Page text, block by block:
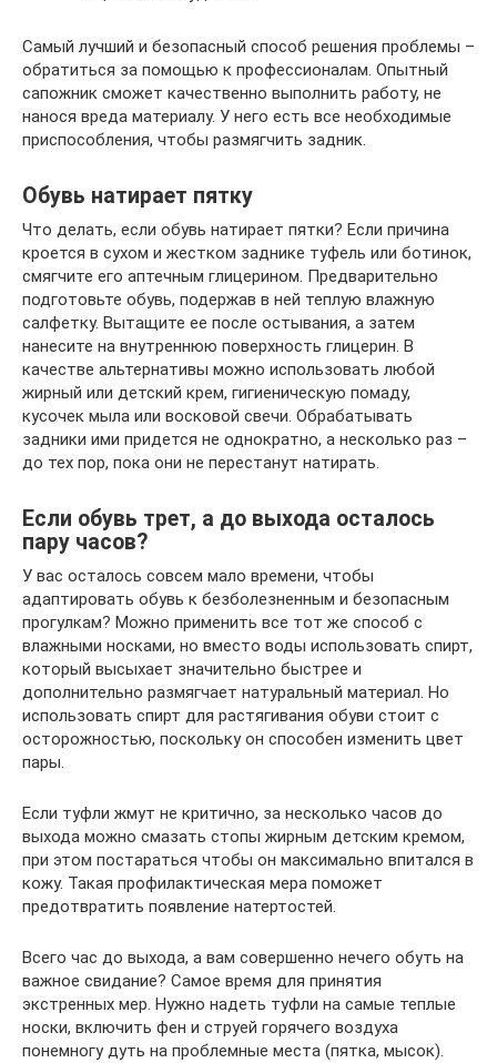
Самый лучший и безопасный способ решения проблемы –
обратиться за помощью к профессионалам. Опытный
сапожник сможет качественно выполнить работу, не
нанося вреда материалу. У него есть все необходимые
приспособления, чтобы размягчить задник.
Обувь натирает пятку
Что делать, если обувь натирает пятки? Если причина
кроется в сухом и жестком заднике туфель или ботинок,
смягчите его аптечным глицерином. Предварительно
подготовьте обувь, подержав в ней теплую влажную
салфетку. Вытащите ее после остывания, а затем
нанесите на внутреннюю поверхность глицерин. В
качестве альтернативы можно использовать любой
жирный или детский крем, гигиеническую помаду,
кусочек мыла или восковой свечи. Обрабатывать
задники ими придется не однократно, а несколько раз –
до тех пор, пока они не перестанут натирать.
Если обувь трет, а до выхода осталось
пару часов?
У вас осталось совсем мало времени, чтобы
адаптировать обувь к безболезненным и безопасным
прогулкам? Можно применить все тот же способ с
влажными носками, но вместо воды использовать спирт,
который высыхает значительно быстрее и
дополнительно размягчает натуральный материал. Но
использовать спирт для растягивания обуви стоит с
осторожностью, поскольку он способен изменить цвет
пары.
Если туфли жмут не критично, за несколько часов до
выхода можно смазать стопы жирным детским кремом,
при этом постараться чтобы он максимально впитался в
кожу. Такая профилактическая мера поможет
предотвратить появление натертостей.
Всего час до выхода, а вам совершенно нечего обуть на
важное свидание? Самое время для принятия
экстренных мер. Нужно надеть туфли на самые теплые
носки, включить фен и струей горячего воздуха
понемногу дуть на проблемные места (пятка, мысок).